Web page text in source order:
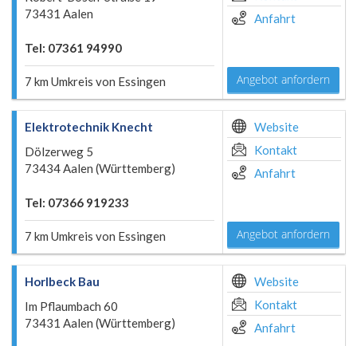
73431 Aalen
Tel: 07361 94990
7 km Umkreis von Essingen
Anfahrt
Angebot anfordern
Elektrotechnik Knecht
Dölzerweg 5
73434 Aalen (Württemberg)
Tel: 07366 919233
7 km Umkreis von Essingen
Website
Kontakt
Anfahrt
Angebot anfordern
Horlbeck Bau
Im Pflaumbach 60
73431 Aalen (Württemberg)
Website
Kontakt
Anfahrt